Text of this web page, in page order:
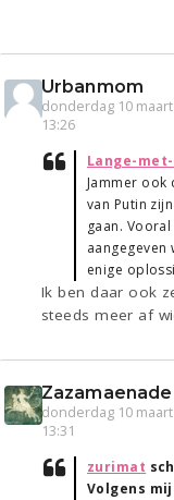
Urbanmom
donderdag 10
13:26
Lange-
Jammer ook
van Putin
gaan.
enige
Ik ben daar ook
steeds meer af
Zazamaenade
donderdag 10
13:31
zurimat
Volgens